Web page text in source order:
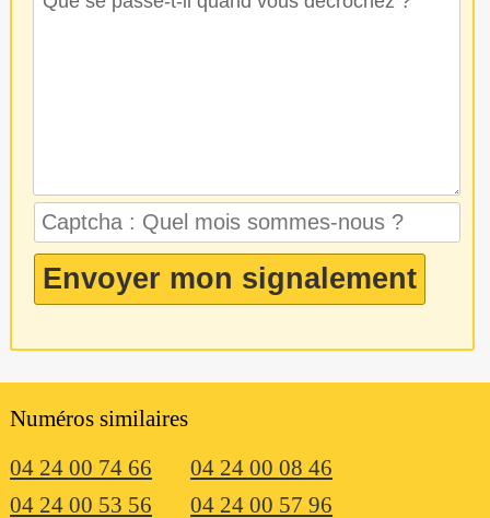
Numéros similaires
04 24 00 74 66
04 24 00 08 46
04 24 00 53 56
04 24 00 57 96